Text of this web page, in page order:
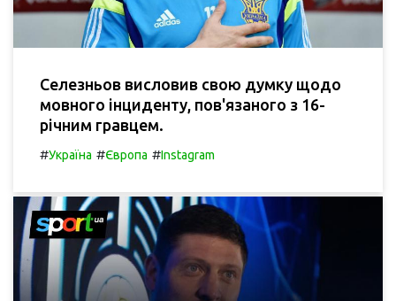
Селезньов висловив свою думку щодо
мовного інциденту, пов'язаного з 16-
річним гравцем.
#Україна #Європа #Instagram